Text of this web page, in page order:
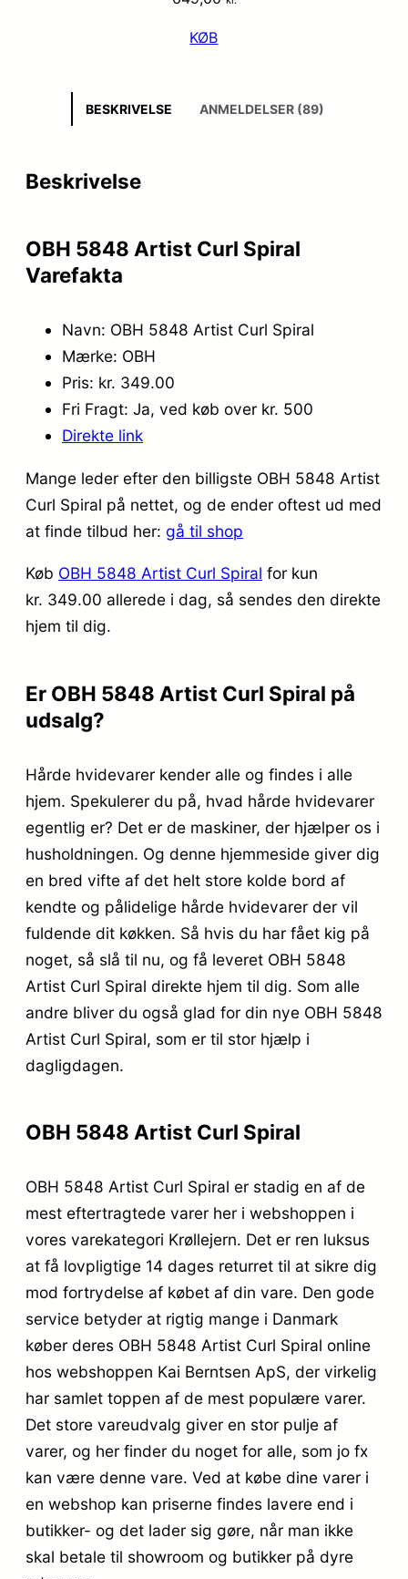
KØB
BESKRIVELSE ANMELDELSER (89)
Beskrivelse
OBH 5848 Artist Curl Spiral
Varefakta
Navn: OBH 5848 Artist Curl Spiral
Mærke: OBH
Pris: kr. 349.00
Fri Fragt: Ja, ved køb over kr. 500
Direkte link
Mange leder efter den billigste OBH 5848 Artist
Curl Spiral på nettet, og de ender oftest ud med
at finde tilbud her: gå til shop
Køb OBH 5848 Artist Curl Spiral for kun
kr. 349.00 allerede i dag, så sendes den direkte
hjem til dig.
Er OBH 5848 Artist Curl Spiral på
udsalg?
Hårde hvidevarer kender alle og findes i alle
hjem. Spekulerer du på, hvad hårde hvidevarer
egentlig er? Det er de maskiner, der hjælper os i
husholdningen. Og denne hjemmeside giver dig
en bred vifte af det helt store kolde bord af
kendte og pålidelige hårde hvidevarer der vil
fuldende dit køkken. Så hvis du har fået kig på
noget, så slå til nu, og få leveret OBH 5848
Artist Curl Spiral direkte hjem til dig. Som alle
andre bliver du også glad for din nye OBH 5848
Artist Curl Spiral, som er til stor hjælp i
dagligdagen.
OBH 5848 Artist Curl Spiral
OBH 5848 Artist Curl Spiral er stadig en af de
mest eftertragtede varer her i webshoppen i
vores varekategori Krøllejern. Det er ren luksus
at få lovpligtige 14 dages returret til at sikre dig
mod fortrydelse af købet af din vare. Den gode
service betyder at rigtig mange i Danmark
køber deres OBH 5848 Artist Curl Spiral online
hos webshoppen Kai Berntsen ApS, der virkelig
har samlet toppen af de mest populære varer.
Det store vareudvalg giver en stor pulje af
varer, og her finder du noget for alle, som jo fx
kan være denne vare. Ved at købe dine varer i
en webshop kan priserne findes lavere end i
butikker- og det lader sig gøre, når man ikke
skal betale til showroom og butikker på dyre